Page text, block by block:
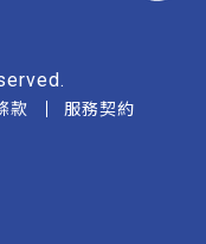
款
服務契約